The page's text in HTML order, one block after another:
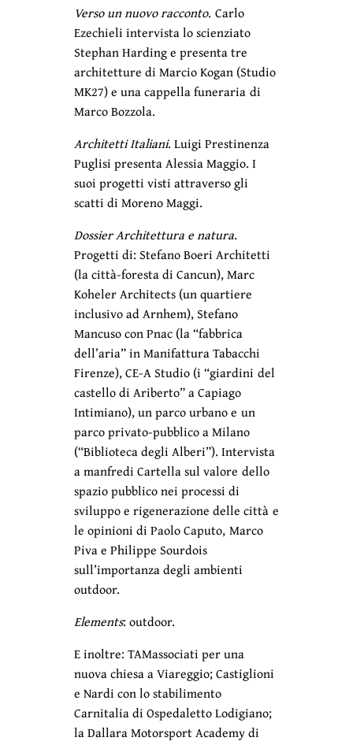
Verso un nuovo racconto. Carlo
Ezechieli intervista lo scienziato
Stephan Harding e presenta tre
architetture di Marcio Kogan (Studio
MK27) e una cappella funeraria di
Marco Bozzola.
Architetti Italiani. Luigi Prestinenza
Puglisi presenta Alessia Maggio. I
suoi progetti visti attraverso gli
scatti di Moreno Maggi.
Dossier Architettura e natura.
Progetti di: Stefano Boeri Architetti
(la città-foresta di Cancun), Marc
Koheler Architects (un quartiere
inclusivo ad Arnhem), Stefano
Mancuso con Pnac (la “fabbrica
dell’aria” in Manifattura Tabacchi
Firenze), CE-A Studio (i “giardini del
castello di Ariberto” a Capiago
Intimiano), un parco urbano e un
parco privato-pubblico a Milano
(“Biblioteca degli Alberi”). Intervista
a manfredi Cartella sul valore dello
spazio pubblico nei processi di
sviluppo e rigenerazione delle città e
le opinioni di Paolo Caputo, Marco
Piva e Philippe Sourdois
sull’importanza degli ambienti
outdoor.
Elements: outdoor.
E inoltre: TAMassociati per una
nuova chiesa a Viareggio; Castiglioni
e Nardi con lo stabilimento
Carnitalia di Ospedaletto Lodigiano;
la Dallara Motorsport Academy di